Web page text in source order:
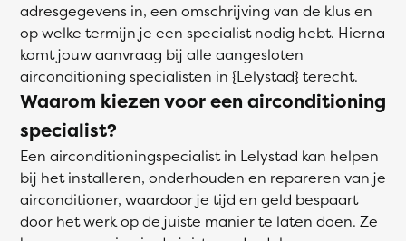
adresgegevens in, een omschrijving van de klus en
op welke termijn je een specialist nodig hebt. Hierna
komt jouw aanvraag bij alle aangesloten
airconditioning specialisten in {Lelystad} terecht.
Waarom kiezen voor een airconditioning
specialist?
Een airconditioningspecialist in Lelystad kan helpen
bij het installeren, onderhouden en repareren van je
airconditioner, waardoor je tijd en geld bespaart
door het werk op de juiste manier te laten doen. Ze